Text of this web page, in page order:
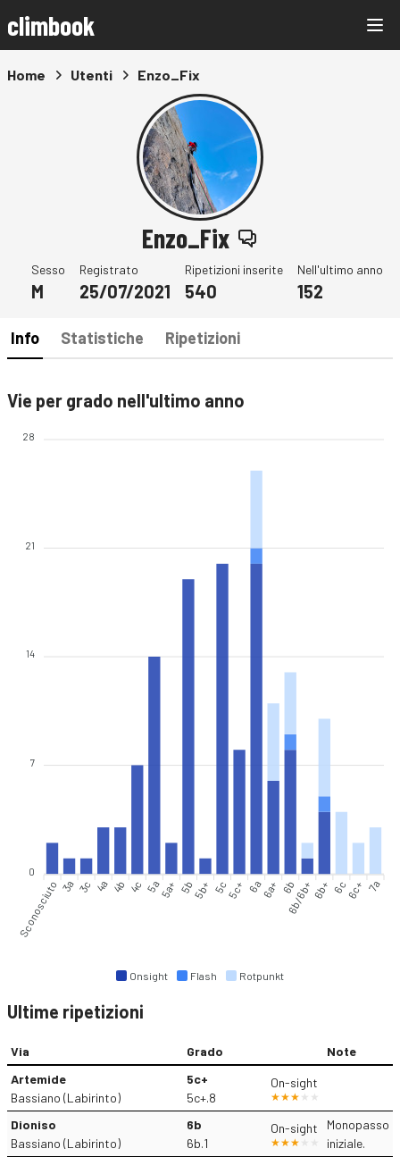
climbook
Home Utenti Enzo_Fix
Enzo_Fix
Sesso
M
Registrato
25/07/2021
Ripetizioni inserite
540
Nell'ultimo anno
152
Info Statistiche Ripetizioni
Vie per grado nell'ultimo anno
Onsight Flash Rotpunkt
28
21
14
7
0
Sconosciuto 3a 3c 4a 4b 4c 5a5a+ 5b5b+ 5c5c+ 6a6a+ 6b
6b/6b+6b+ 6c6c+ 7a
Ultime ripetizioni
Via Grado
Note
Artemide
Bassiano (Labirinto)
5c+
5c+.8
On-sight
Dioniso
Bassiano (Labirinto)
6b
6b.1
On-sight
Monopasso
iniziale.